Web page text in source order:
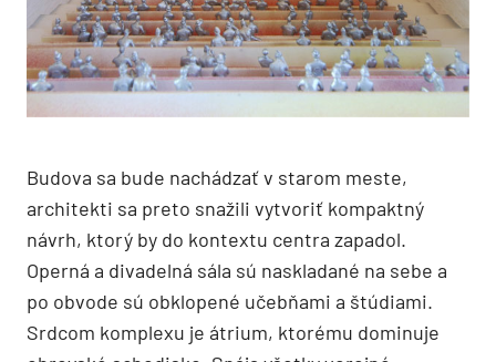
Budova sa bude nachádzať v starom meste,
architekti sa preto snažili vytvoriť kompaktný
návrh, ktorý by do kontextu centra zapadol.
Operná a divadelná sála sú naskladané na sebe a
po obvode sú obklopené učebňami a štúdiami.
Srdcom komplexu je átrium, ktorému dominuje